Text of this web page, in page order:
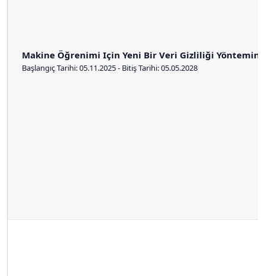
Makine Öğrenimi Için Yeni Bir Veri Gizliliği
Başlangıç Tarihi: 05.11.2025 - Bitiş Tarihi: 05.05.2028